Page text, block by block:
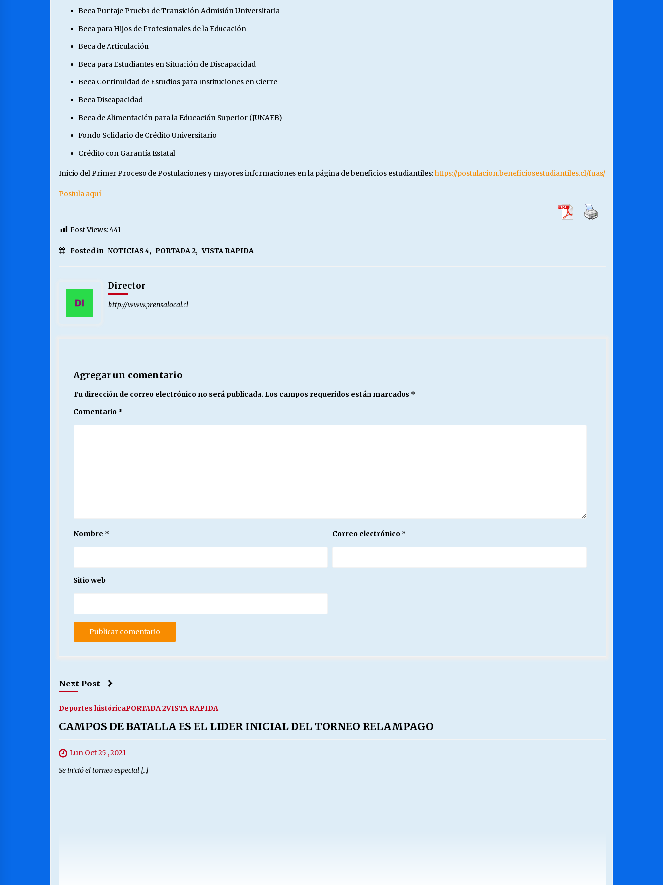
Beca Puntaje Prueba de Transición Admisión Universitaria
Beca para Hijos de Profesionales de la Educación
Beca de Articulación
Beca para Estudiantes en Situación de Discapacidad
Beca Continuidad de Estudios para Instituciones en Cierre
Beca Discapacidad
Beca de Alimentación para la Educación Superior (JUNAEB)
Fondo Solidario de Crédito Universitario
Crédito con Garantía Estatal
Inicio del Primer Proceso de Postulaciones y mayores informaciones en la página de beneficios estudiantiles:https://postulacion.beneficiosestudiantiles.cl/fuas/
Postula aquí
Post Views:441
Posted in NOTICIAS 4, PORTADA 2, VISTA RAPIDA
Director
http://www.prensalocal.cl
Agregar un comentario
Tu dirección de correo electrónico no será publicada. Los campos requeridos están marcados *
Comentario *
Nombre * Correo electrónico *
Sitio web
Next Post
Deportes históricaPORTADA 2VISTA RAPIDA
CAMPOS DE BATALLA ES EL LIDER INICIAL DEL TORNEO RELAMPAGO
Lun Oct 25 , 2021
Se inició el torneo especial […]